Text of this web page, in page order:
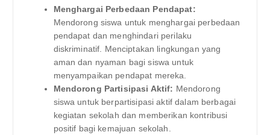
Menghargai Perbedaan Pendapat:
Mendorong siswa untuk menghargai perbedaan
pendapat dan menghindari perilaku
diskriminatif. Menciptakan lingkungan yang
aman dan nyaman bagi siswa untuk
menyampaikan pendapat mereka.
Mendorong Partisipasi Aktif: Mendorong
siswa untuk berpartisipasi aktif dalam berbagai
kegiatan sekolah dan memberikan kontribusi
positif bagi kemajuan sekolah.